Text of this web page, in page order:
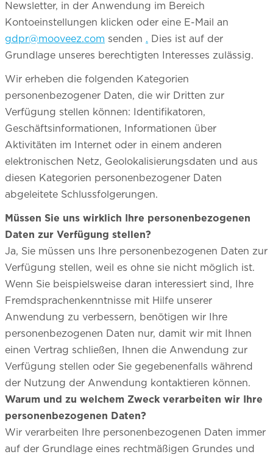
Newsletter, in der Anwendung im Bereich
Kontoeinstellungen klicken oder eine E-Mail an
gdpr@mooveez.com senden . Dies ist auf der
Grundlage unseres berechtigten Interesses zulässig.
Wir erheben die folgenden Kategorien
personenbezogener Daten, die wir Dritten zur
Verfügung stellen können: Identifikatoren,
Geschäftsinformationen, Informationen über
Aktivitäten im Internet oder in einem anderen
elektronischen Netz, Geolokalisierungsdaten und aus
diesen Kategorien personenbezogener Daten
abgeleitete Schlussfolgerungen.
Müssen Sie uns wirklich Ihre personenbezogenen
Daten zur Verfügung stellen?
Ja, Sie müssen uns Ihre personenbezogenen Daten zur
Verfügung stellen, weil es ohne sie nicht möglich ist.
Wenn Sie beispielsweise daran interessiert sind, Ihre
Fremdsprachenkenntnisse mit Hilfe unserer
Anwendung zu verbessern, benötigen wir Ihre
personenbezogenen Daten nur, damit wir mit Ihnen
einen Vertrag schließen, Ihnen die Anwendung zur
Verfügung stellen oder Sie gegebenenfalls während
der Nutzung der Anwendung kontaktieren können.
Warum und zu welchem Zweck verarbeiten wir Ihre
personenbezogenen Daten?
Wir verarbeiten Ihre personenbezogenen Daten immer
auf der Grundlage eines rechtmäßigen Grundes und